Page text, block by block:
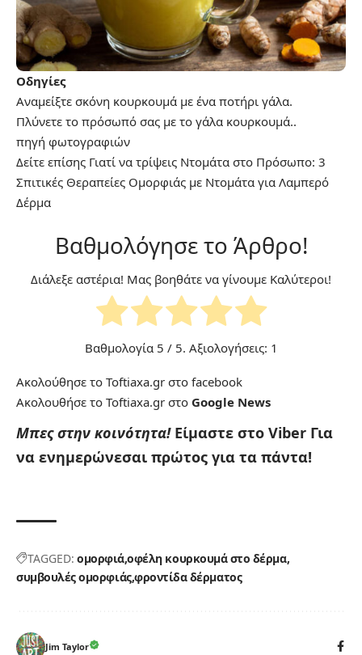
Οδηγίες
Αναμείξτε σκόνη κουρκουμά με ένα ποτήρι γάλα.
Πλύνετε το πρόσωπό σας με το γάλα κουρκουμά..
πηγή φωτογραφιών
Δείτε επίσης Γιατί να τρίψεις Ντομάτα στο Πρόσωπο: 3
Σπιτικές Θεραπείες Ομορφιάς με Ντομάτα για Λαμπερό
Δέρμα
Βαθμολόγησε το Άρθρο!
Διάλεξε αστέρια! Μας βοηθάτε να γίνουμε Καλύτεροι!
Βαθμολογία 5 / 5. Αξιολογήσεις: 1
Ακολούθησε το Toftiaxa.gr στο facebook
Ακολουθήσε το Toftiaxa.gr στο Google News
Μπες στην κοινότητα! Είμαστε στο Viber Για
να ενημερώνεσαι πρώτος για τα πάντα!
TAGGED: ομορφιάοφέλη κουρκουμά στο δέρμα
συμβουλές ομορφιάςφροντίδα δέρματος
Jim Taylor